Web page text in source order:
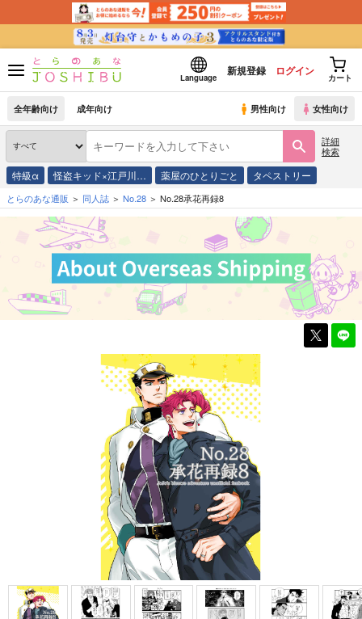
Language
新規登録 ログイン
カート
全年齢向け 成年向け 男性向け 女性向け
詳細
検索
特級α 怪盗キッド×江戸川… 薬屋のひとりごと タペストリー
とらのあな通販 同人誌 No.28 No.28承花再録8